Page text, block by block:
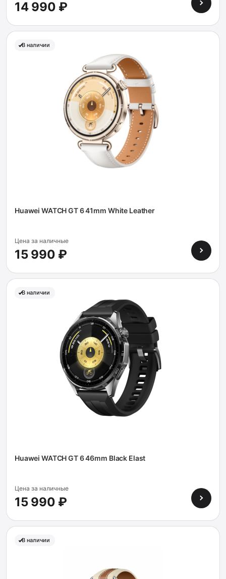
14 990 ₽
В наличии
Huawei WATCH GT 6 41mm White Leather
Цена за наличные
15 990 ₽
В наличии
Huawei WATCH GT 6 46mm Black Elast
Цена за наличные
15 990 ₽
В наличии